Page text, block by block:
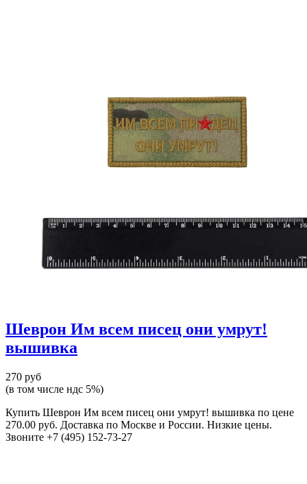
Шеврон Им всем писец они умрут!
вышивка
270 руб
(в том числе ндс 5%)
Купить Шеврон Им всем писец они умрут! вышивка по цене
270.00 руб. Доставка по Москве и России. Низкие цены.
Звоните +7 (495) 152-73-27